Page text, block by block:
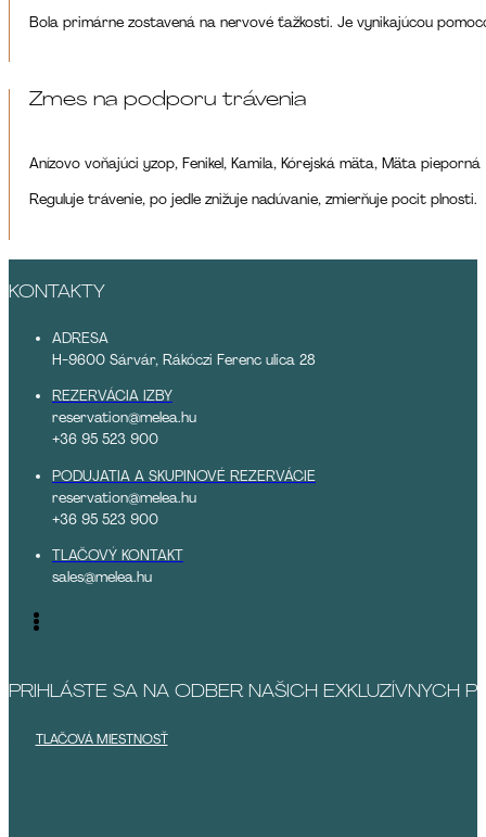
Bola primárne zostavená na nervové ťažkosti. Je vynikajúcou
Zmes na podporu trávenia
Anízovo voňajúci yzop, Fenikel, Kamila, Kórejská mäta, Mäta pieporná
Reguluje trávenie, po jedle znižuje nadúvanie, zmierňuje pocit plnosti.
KONTAKTY
ADRESA
H-9600 Sárvár, Rákóczi Ferenc ulica 28
REZERVÁCIA IZBY
reservation@melea.hu
+36 95 523 900
PODUJATIA A SKUPINOVÉ REZERVÁCIE
reservation@melea.hu
+36 95 523 900
TLAČOVÝ KONTAKT
sales@melea.hu
PRIHLÁSTE SA NA ODBER NAŠICH EXKLUZÍVNYCH
TLAČOVÁ MIESTNOSŤ